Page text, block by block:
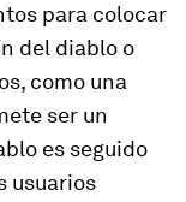
para colocar
del diablo o
como una
ser un
es seguido
usuarios